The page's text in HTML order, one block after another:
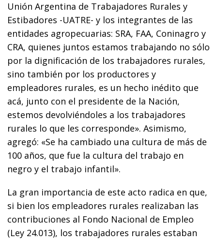
Unión Argentina de Trabajadores Rurales y
Estibadores -UATRE- y los integrantes de las
entidades agropecuarias: SRA, FAA, Coninagro y
CRA, quienes juntos estamos trabajando no sólo
por la dignificación de los trabajadores rurales,
sino también por los productores y
empleadores rurales, es un hecho inédito que
acá, junto con el presidente de la Nación,
estemos devolviéndoles a los trabajadores
rurales lo que les corresponde». Asimismo,
agregó: «Se ha cambiado una cultura de más de
100 años, que fue la cultura del trabajo en
negro y el trabajo infantil».
La gran importancia de este acto radica en que,
si bien los empleadores rurales realizaban las
contribuciones al Fondo Nacional de Empleo
(Ley 24.013), los trabajadores rurales estaban